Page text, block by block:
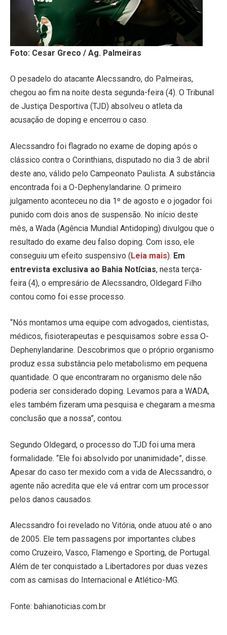
Foto: Cesar Greco / Ag. Palmeiras
O pesadelo do atacante Alecssandro, do Palmeiras,
chegou ao fim na noite desta segunda-feira (4). O Tribunal
de Justiça Desportiva (TJD) absolveu o atleta da
acusação de doping e encerrou o caso.
Alecssandro foi flagrado no exame de doping após o
clássico contra o Corinthians, disputado no dia 3 de abril
deste ano, válido pelo Campeonato Paulista. A substância
encontrada foi a O-Dephenylandarine. O primeiro
julgamento aconteceu no dia 1º de agosto e o jogador foi
punido com dois anos de suspensão. No início deste
mês, a Wada (Agência Mundial Antidoping) divulgou que o
resultado do exame deu falso doping. Com isso, ele
conseguiu um efeito suspensivo (Leia mais). Em
entrevista exclusiva ao Bahia Notícias, nesta terça-
feira (4), o empresário de Alecssandro, Oldegard Filho
contou como foi esse processo.
“Nós montamos uma equipe com advogados, cientistas,
médicos, fisioterapeutas e pesquisamos sobre essa O-
Dephenylandarine. Descobrimos que o próprio organismo
produz essa substância pelo metabolismo em pequena
quantidade. O que encontraram no organismo dele não
poderia ser considerado doping. Levamos para a WADA,
eles também fizeram uma pesquisa e chegaram a mesma
conclusão que a nossa”, contou.
Segundo Oldegard, o processo do TJD foi uma mera
formalidade. “Ele foi absolvido por unanimidade”, disse.
Apesar do caso ter mexido com a vida de Alecssandro, o
agente não acredita que ele vá entrar com um processor
pelos danos causados.
Alecssandro foi revelado no Vitória, onde atuou até o ano
de 2005. Ele tem passagens por importantes clubes
como Cruzeiro, Vasco, Flamengo e Sporting, de Portugal.
Além de ter conquistado a Libertadores por duas vezes
com as camisas do Internacional e Atlético-MG.
Fonte: bahianoticias.com.br